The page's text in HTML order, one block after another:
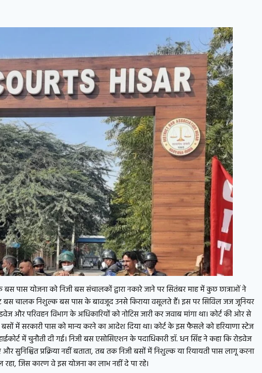
पास योजना को निजी बस संचालकों द्वारा नकारे जाने पर सितंबर माह में कुछ छात्राओं ने
बस चालक निशुल्क बस पास के बावजूद उनसे किराया वसूलते हैं। इस पर सिविल जज जूनियर
परिवहन विभाग के अधिकारियों को नोटिस जारी कर जवाब मांगा था। कोर्ट की ओर से
में सरकारी पास को मान्य करने का आदेश दिया था। कोर्ट के इस फैसले को हरियाणा स्टेज
में चुनौती दी गई। निजी बस एसोसिएशन के पदाधिकारी डॉ. धन सिंह ने कहा कि रोडवेज
सुनिश्चित प्रक्रिया नहीं बताता, तब तक निजी बसों में निशुल्क या रियायती पास लागू करना
रहा, जिस कारण वे इस योजना का लाभ नहीं दे पा रहे।